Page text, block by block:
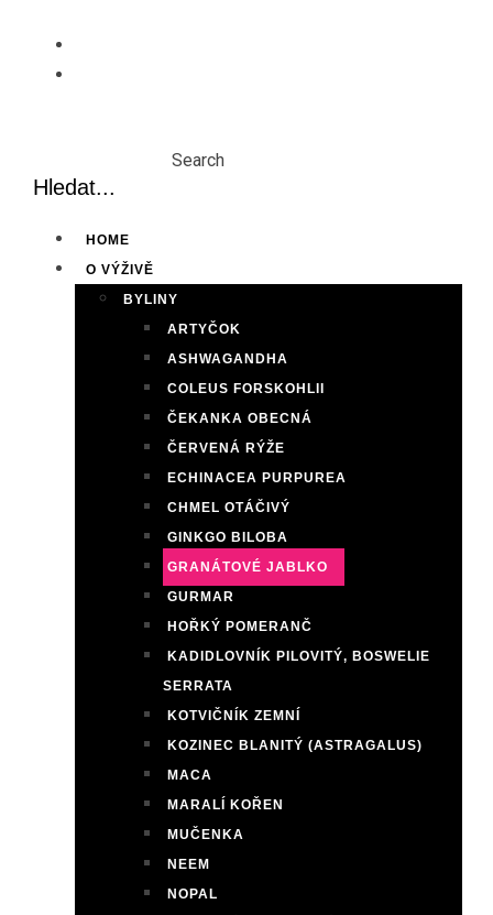
content
Search
HOME
O VÝŽIVĚ
BYLINY
ARTYČOK
ASHWAGANDHA
COLEUS FORSKOHLII
ČEKANKA OBECNÁ
ČERVENÁ RÝŽE
ECHINACEA PURPUREA
CHMEL OTÁČIVÝ
GINKGO BILOBA
GRANÁTOVÉ JABLKO
GURMAR
HOŘKÝ POMERANČ
KADIDLOVNÍK PILOVITÝ, BOSWELIE
SERRATA
KOTVIČNÍK ZEMNÍ
KOZINEC BLANITÝ (ASTRAGALUS)
MACA
MARALÍ KOŘEN
MUČENKA
NEEM
NOPAL